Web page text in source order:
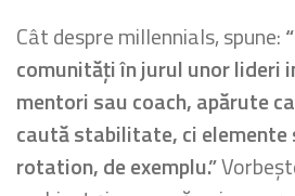
Cât despre millennials, spune:
comunități în jurul unor lideri
mentori sau coach, apărute
caută stabilitate, ci elemente
rotation, de exemplu.”